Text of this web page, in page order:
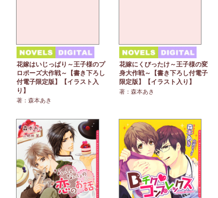
花嫁はいじっぱり～王子様のプ
ロポーズ大作戦～【書き下ろし
付電子限定版】【イラスト入
り】
著：森本あき
花嫁にくびったけ～王子様の変
身大作戦～【書き下ろし付電子
限定版】【イラスト入り】
著：森本あき